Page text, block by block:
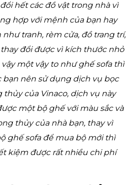
hết các đồ vật trong nhà vì
hợp với mệnh của bạn hay
tranh, rèm cửa, đồ trang trí,
đổi được vì kích thước nhỏ
vậy một vậy to như ghế sofa thì
bạn nên sử dụng dịch vụ bọc
của Vinaco, dịch vụ này
một bộ ghế với màu sắc và
thủy của nhà bạn, thay vì
ghế sofa để mua bộ mới thì
kiệm được rất nhiều chi phí